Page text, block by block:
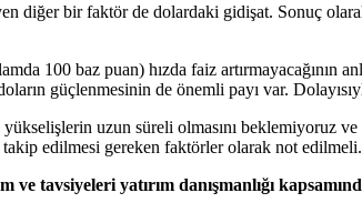
diğer bir faktör de dolardaki gidişat. Sonuç
100 baz puan) hızda faiz artırmayacağının
güçlenmesinin de önemli payı var.
uzun süreli olmasını beklemiyoruz
edilmesi gereken faktörler olarak not
tavsiyeleri yatırım danışmanlığı